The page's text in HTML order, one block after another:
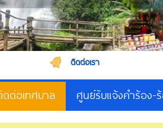
ดต่อเทศบาล ศูนย์รับแจ้งคำร้อง-